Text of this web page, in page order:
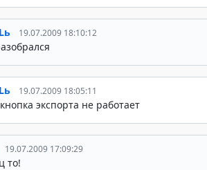
19.07.2009 18:10:12
19.07.2009 18:05:11
экспорта не работает
19.07.2009 17:09:29
то!